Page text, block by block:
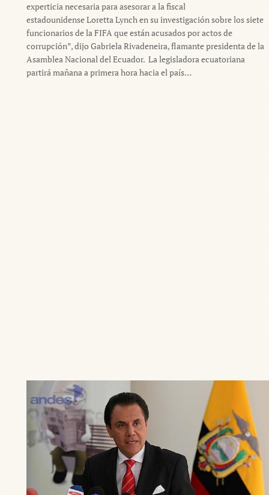
experticia necesaria para asesorar a la fiscal
estadounidense Loretta Lynch en su investigación sobre los siete
funcionarios de la FIFA que están acusados por actos de
corrupción”, dijo Gabriela Rivadeneira, flamante presidenta de la
Asamblea Nacional del Ecuador. La legisladora ecuatoriana
partirá mañana a primera hora hacia el país…